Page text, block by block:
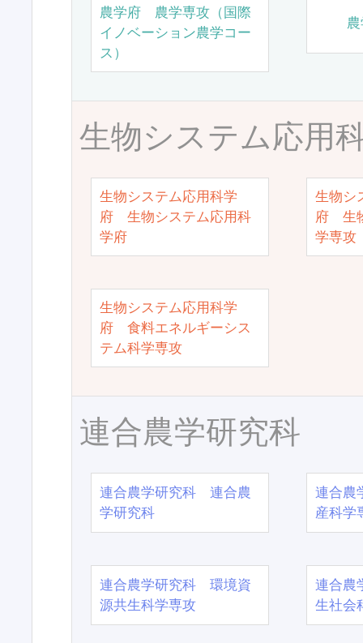
農学府 農学専攻（国際
イノベーション農学コー
ス）
生物システム応用
生物システム応用科学
府 生物システム応用科
学府
生物シ
府 生
学専攻
生物システム応用科学
府 食料エネルギーシス
テム科学専攻
連合農学研究科
連合農学研究科 連合農
学研究科
連合農
産科学
連合農学研究科 環境資
源共生科学専攻
連合農
生社会